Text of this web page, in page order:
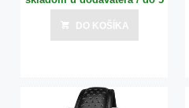
dní
Posledná aktualizácia dnes o 01:01
DO KOŠÍKA